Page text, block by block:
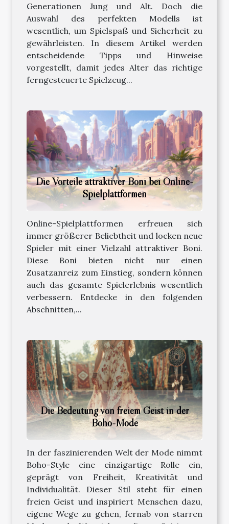
Generationen Jung und Alt. Doch die
Auswahl des perfekten Modells ist
wesentlich, um Spielspaß und Sicherheit zu
gewährleisten. In diesem Artikel werden
entscheidende Tipps und Hinweise
vorgestellt, damit jedes Alter das richtige
ferngesteuerte Spielzeug...
Die Vorteile attraktiver Boni bei Online-
Spielplattformen
Online-Spielplattformen erfreuen sich
immer größerer Beliebtheit und locken neue
Spieler mit einer Vielzahl attraktiver Boni.
Diese Boni bieten nicht nur einen
Zusatzanreiz zum Einstieg, sondern können
auch das gesamte Spielerlebnis wesentlich
verbessern. Entdecke in den folgenden
Abschnitten,...
Die Bedeutung von freiem Geist in der
Boho-Mode
In der faszinierenden Welt der Mode nimmt
Boho-Style eine einzigartige Rolle ein,
geprägt von Freiheit, Kreativität und
Individualität. Dieser Stil steht für einen
freien Geist und inspiriert Menschen dazu,
eigene Wege zu gehen, fernab von starren